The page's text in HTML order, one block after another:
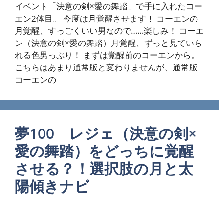
イベント「決意の剣×愛の舞踏」で手に入れたコー
エン2体目。 今度は月覚醒させます！ コーエンの
月覚醒、すっごくいい男なので……楽しみ！ コーエ
ン（決意の剣×愛の舞踏）月覚醒、ずっと見ていら
れる色男っぷり！ まずは覚醒前のコーエンから。
こちらはあまり通常版と変わりませんが、通常版
コーエンの
夢100 レジェ（決意の剣×
愛の舞踏）をどっちに覚醒
させる？！選択肢の月と太
陽傾きナビ